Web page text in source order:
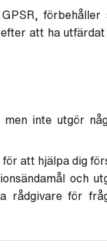
förbehåller
att ha utfärdat
inte utgör
för att hjälpa dig
och
rådgivare för